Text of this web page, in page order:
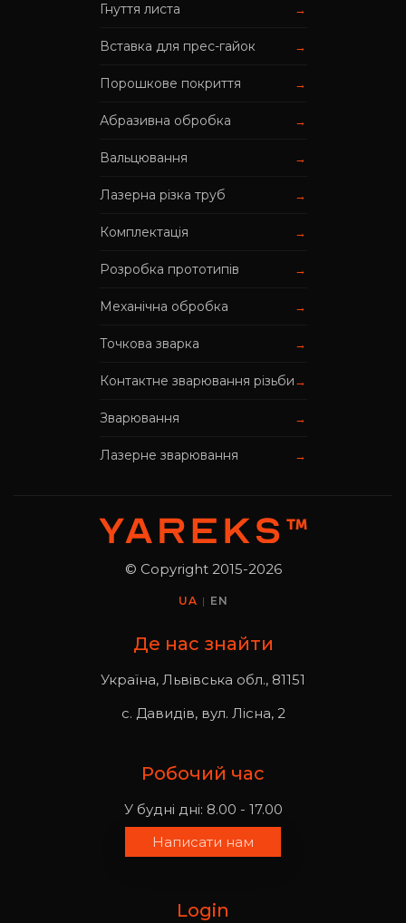
Гнуття листа →
Вставка для прес-гайок →
Порошкове покриття →
Абразивна обробка →
Вальцювання →
Лазерна різка труб →
Комплектація →
Розробка прототипів →
Механічна обробка →
Точкова зварка →
Контактне зварювання різьби→
Зварювання →
Лазерне зварювання →
© Copyright 2015-2026
UA | EN
Де нас знайти
Україна, Львівська обл., 81151
с. Давидів, вул. Лісна, 2
Робочий час
У будні дні: 8.00 - 17.00
Написати нам
Login